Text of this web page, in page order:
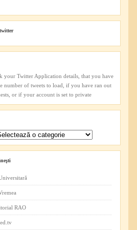
your Twitter Application details, that you have
number of tweets to load, if you have ran out
or if your account is set to private
RAO